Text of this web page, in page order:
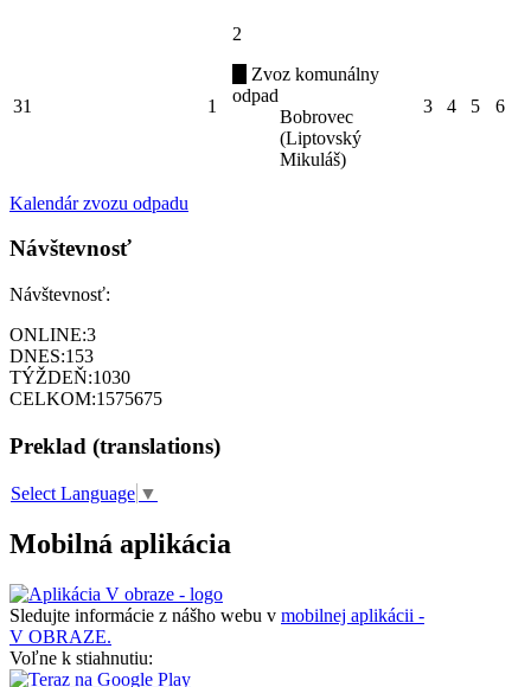
31 1
2
Zvoz komunálny
odpad
Bobrovec
(Liptovský
Mikuláš)
3 4 5 6
Kalendár zvozu odpadu
Návštevnosť
Návštevnosť:
ONLINE:3
DNES:153
TÝŽDEŇ:1030
CELKOM:1575675
Preklad (translations)
Select Language ▼
Mobilná aplikácia
Sledujte informácie z nášho webu v mobilnej aplikácii -
V OBRAZE.
Voľne k stiahnutiu: